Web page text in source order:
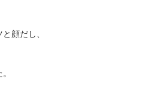
顔だし、